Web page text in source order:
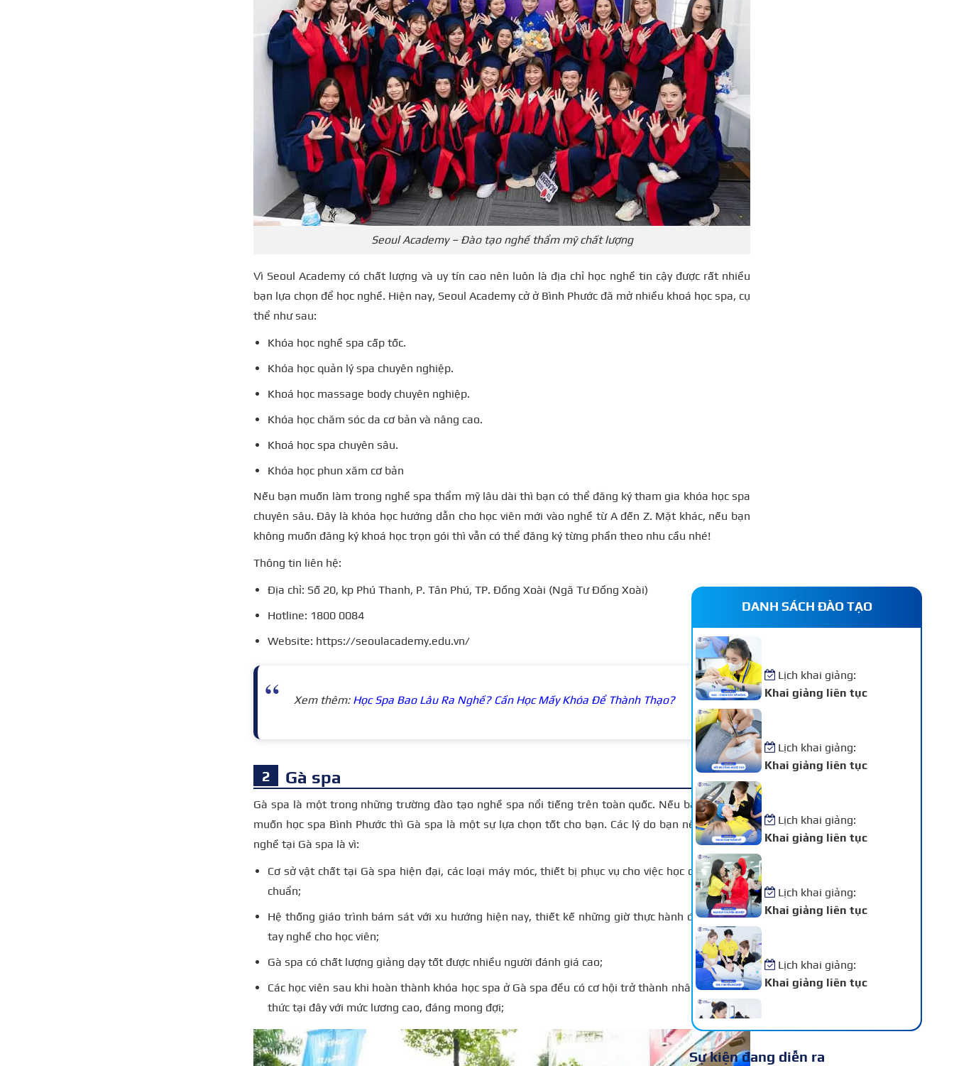
Seoul Academy – Đào tạo nghề thẩm mỹ chất lượng
Vì Seoul Academy có chất lượng và uy tín cao nên luôn là địa chỉ học nghề tin cậy được rất nhiều
bạn lựa chọn để học nghề. Hiện nay, Seoul Academy cở ở Bình Phước đã mở nhiều khoá học spa, cụ
thể như sau:
Khóa học nghề spa cấp tốc.
Khóa học quản lý spa chuyên nghiệp.
Khoá học massage body chuyên nghiệp.
Khóa học chăm sóc da cơ bản và nâng cao.
Khoá học spa chuyên sâu.
Khóa học phun xăm cơ bản
Nếu bạn muốn làm trong nghề spa thẩm mỹ lâu dài thì bạn có thể đăng ký tham gia khóa học spa
chuyên sâu. Đây là khóa học hướng dẫn cho học viên mới vào nghề từ A đến Z. Mặt khác, nếu bạn
không muốn đăng ký khoá học trọn gói thì vẫn có thể đăng ký từng phần theo nhu cầu nhé!
Thông tin liên hệ:
Địa chỉ: Số 20, kp Phú Thanh, P. Tân Phú, TP. Đồng Xoài (Ngã Tư Đồng Xoài)
Hotline: 1800 0084
Website: https://seoulacademy.edu.vn/
Xem thêm: Học Spa Bao Lâu Ra Nghề? Cần Học Mấy Khóa Để Thành Thạo?
Gà spa
Gà spa là một trong những trường đào tạo nghề spa nổi tiếng trên toàn quốc. Nếu bạn có mong
muốn học spa Bình Phước thì Gà spa là một sự lựa chọn tốt cho bạn. Các lý do bạn nên chọn học
nghề tại Gà spa là vì:
Cơ sở vật chất tại Gà spa hiện đại, các loại máy móc, thiết bị phục vụ cho việc học đều đạt tiêu
chuẩn;
Hệ thống giáo trình bám sát với xu hướng hiện nay, thiết kế những giờ thực hành để nâng cao
tay nghề cho học viên;
Gà spa có chất lượng giảng dạy tốt được nhiều người đánh giá cao;
Các học viên sau khi hoàn thành khóa học spa ở Gà spa đều có cơ hội trở thành nhân viên chính
thức tại đây với mức lương cao, đáng mong đợi;
DANH SÁCH ĐÀO TẠO
Lịch khai giảng:
Khai giảng liên tục
Lịch khai giảng:
Khai giảng liên tục
Lịch khai giảng:
Khai giảng liên tục
Lịch khai giảng:
Khai giảng liên tục
Lịch khai giảng:
Khai giảng liên tục
Khai giảng liên tục
Sự kiện đang diễn ra